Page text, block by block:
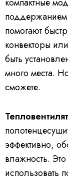
поддержанием
помогают
конвекторы
быть
много места.
сможете.
эффективно,
влажность.
использовать